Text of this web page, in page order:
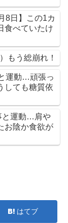
8日】この1カ
食べていたけ
もう総崩れ！
運動…頑張っ
しても糖質依
と運動…肩や
お陰か食欲が
はてブ